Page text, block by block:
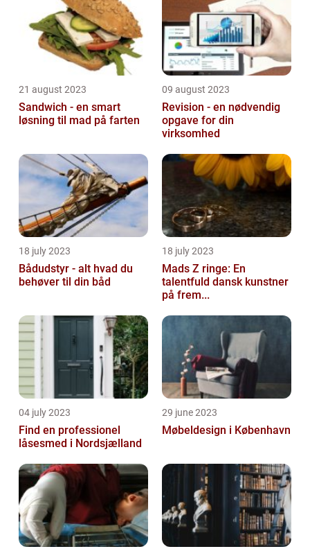
21 august 2023
Sandwich - en smart
løsning til mad på farten
09 august 2023
Revision - en nødvendig
opgave for din
virksomhed
18 july 2023
Bådudstyr - alt hvad du
behøver til din båd
18 july 2023
Mads Z ringe: En
talentfuld dansk kunstner
på frem...
04 july 2023
Find en professionel
låsesmed i Nordsjælland
29 june 2023
Møbeldesign i København